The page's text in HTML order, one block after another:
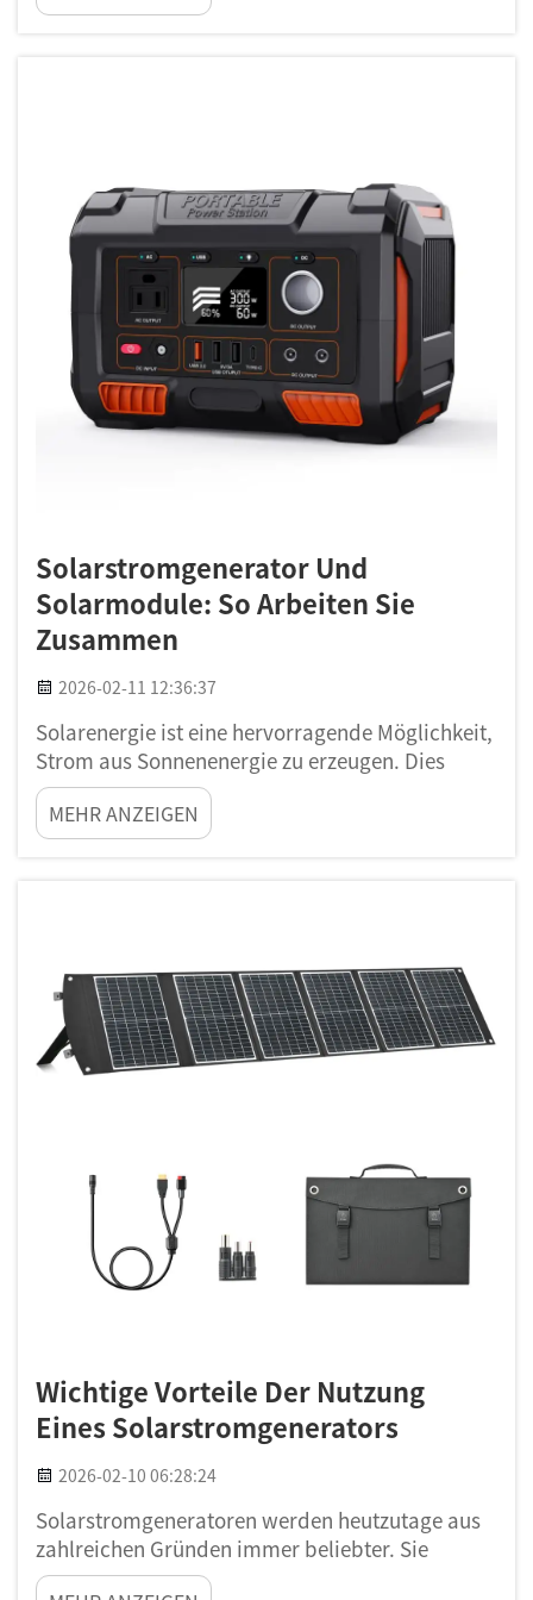
oder einfach bei Stromausfällen sehr helfen. Bei
Solarstromgenerator Und
Solarmodule: So Arbeiten Sie
Zusammen
2026-02-11 12:36:37
Solarenergie ist eine hervorragende Möglichkeit,
Strom aus Sonnenenergie zu erzeugen. Dies
geschieht durch Solarmodule, die Sonnenlicht
einfangen und in elektrische Energie
umwandeln. Ein Solarstromgenerator arbeitet
MEHR ANZEIGEN
Wichtige Vorteile Der Nutzung
Eines Solarstromgenerators
2026-02-10 06:28:24
Solarstromgeneratoren werden heutzutage aus
zahlreichen Gründen immer beliebter. Sie
ermöglichen es Menschen, Sonnenenergie zur